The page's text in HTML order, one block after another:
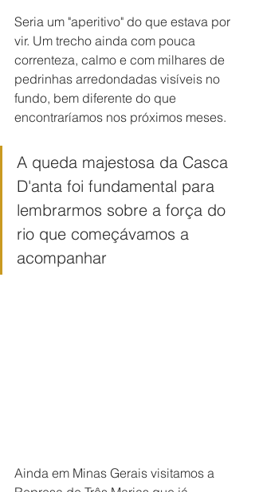
Seria um "aperitivo" do que estava por
vir. Um trecho ainda com pouca
correnteza, calmo e com milhares de
pedrinhas arredondadas visíveis no
fundo, bem diferente do que
encontraríamos nos próximos meses.
A queda majestosa da Casca
D'anta foi fundamental para
lembrarmos sobre a força do
rio que começávamos a
acompanhar
Ainda em Minas Gerais visitamos a